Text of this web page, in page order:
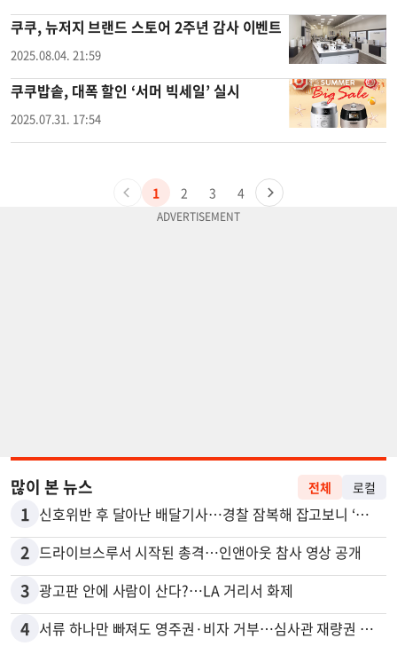
쿠쿠, 뉴저지 브랜드 스토어 2주년 감사 이벤트
2025.08.04. 21:59
쿠쿠밥솥, 대폭 할인 ‘서머 빅세일’ 실시
2025.07.31. 17:54
1 2 3 4
많이 본 뉴스 전체 로컬
1 신호위반 후 달아난 배달기사…경찰 잠복해 잡고보니 ‘반전’
2 드라이브스루서 시작된 총격…인앤아웃 참사 영상 공개
3 광고판 안에 사람이 산다?…LA 거리서 화제
4 서류 하나만 빠져도 영주권·비자 거부…심사관 재량권 대폭 확대